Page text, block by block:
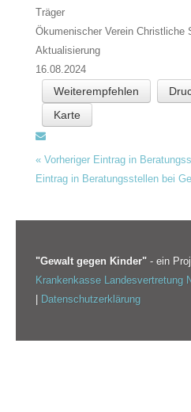
Träger
Ökumenischer Verein Christliche
Aktualisierung
16.08.2024
Weiterempfehlen
Karte
« Vorheriger Eintrag in
Eintrag in Beratungsstellen bei
"Gewalt gegen Kinder" - ein
Krankenkasse Landesvertretung
| Datenschutzerklärung